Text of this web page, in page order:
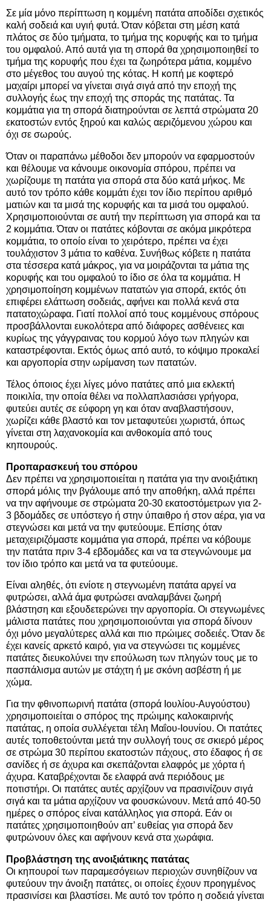
Σε μία μόνο περίπτωση η κομμένη πατάτα αποδίδει σχετικός
καλή σοδειά και υγιή φυτά. Όταν κόβεται στη μέση κατά
πλάτος σε δύο τμήματα, το τμήμα της κορυφής και το τμήμα
του ομφαλού. Από αυτά για τη σπορά θα χρησιμοποιηθεί το
τμήμα της κορυφής που έχει τα ζωηρότερα μάτια, κομμένο
στο μέγεθος του αυγού της κότας. Η κοπή με κοφτερό
μαχαίρι μπορεί να γίνεται σιγά σιγά από την εποχή της
συλλογής έως την εποχή της σποράς της πατάτας. Τα
κομμάτια για τη σπορά διατηρούνται σε λεπτά στρώματα 20
εκατοστών εντός ξηρού και καλώς αεριζόμενου χώρου και
όχι σε σωρούς.
Όταν οι παραπάνω μέθοδοι δεν μπορούν να εφαρμοστούν
και θέλουμε να κάνουμε οικονομία σπόρου, πρέπει να
χωρίζουμε τη πατάτα για σπορά στα δύο κατά μήκος. Με
αυτό τον τρόπο κάθε κομμάτι έχει τον ίδιο περίπου αριθμό
ματιών και τα μισά της κορυφής και τα μισά του ομφαλού.
Χρησιμοποιούνται σε αυτή την περίπτωση για σπορά και τα
2 κομμάτια. Όταν οι πατάτες κόβονται σε ακόμα μικρότερα
κομμάτια, το οποίο είναι το χειρότερο, πρέπει να έχει
τουλάχιστον 3 μάτια το καθένα. Συνήθως κόβετε η πατάτα
στα τέσσερα κατά μάκρος, για να μοιράζονται τα μάτια της
κορυφής και του ομφαλού το ίδιο σε όλα τα κομμάτια. Η
χρησιμοποίηση κομμένων πατατών για σπορά, εκτός ότι
επιφέρει ελάττωση σοδειάς, αφήνει και πολλά κενά στα
πατατοχώραφα. Γιατί πολλοί από τους κομμένους σπόρους
προσβάλλονται ευκολότερα από διάφορες ασθένειες και
κυρίως της γάγγραινας του κορμού λόγο των πληγών και
καταστρέφονται. Εκτός όμως από αυτό, το κόψιμο προκαλεί
και αργοπορία στην ωρίμανση των πατατών.
Τέλος όποιος έχει λίγες μόνο πατάτες από μια εκλεκτή
ποικιλία, την οποία θέλει να πολλαπλασιάσει γρήγορα,
φυτεύει αυτές σε εύφορη γη και όταν αναβλαστήσουν,
χωρίζει κάθε βλαστό και τον μεταφυτεύει χωριστά, όπως
γίνεται στη λαχανοκομία και ανθοκομία από τους
κηπουρούς.
Προπαρασκευή του σπόρου
Δεν πρέπει να χρησιμοποιείται η πατάτα για την ανοιξιάτικη
σπορά μόλις την βγάλουμε από την αποθήκη, αλλά πρέπει
να την αφήνουμε σε στρώματα 20-30 εκατοστόμετρων για 2-
3 βδομάδες σε υπόστεγο ή στην ύπαιθρο ή στον αέρα, για να
στεγνώσει και μετά να την φυτεύουμε. Επίσης όταν
μεταχειριζόμαστε κομμάτια για σπορά, πρέπει να κόβουμε
την πατάτα πριν 3-4 εβδομάδες και να τα στεγνώνουμε μα
τον ίδιο τρόπο και μετά να τα φυτεύουμε.
Είναι αληθές, ότι ενίοτε η στεγνωμένη πατάτα αργεί να
φυτρώσει, αλλά άμα φυτρώσει αναλαμβάνει ζωηρή
βλάστηση και εξουδετερώνει την αργοπορία. Οι στεγνωμένες
μάλιστα πατάτες που χρησιμοποιούνται για σπορά δίνουν
όχι μόνο μεγαλύτερες αλλά και πιο πρώιμες σοδειές. Όταν δε
έχει κανείς αρκετό καιρό, για να στεγνώσει τις κομμένες
πατάτες διευκολύνει την επούλωση των πληγών τους με το
πασπάλισμα αυτών με στάχτη ή με σκόνη ασβέστη ή με
χώμα.
Για την φθινοπωρινή πατάτα (σπορά Ιουλίου-Αυγούστου)
χρησιμοποιείται ο σπόρος της πρώιμης καλοκαιρινής
πατάτας, η οποία συλλέγεται τέλη Μαΐου-Ιουνίου. Οι πατάτες
αυτές τοποθετούνται μετά την συλλογή τους σε σκιερό μέρος
σε στρώμα 30 περίπου εκατοστών πάχους, στο έδαφος ή σε
σανίδες ή σε άχυρα και σκεπάζονται ελαφρός με χόρτα ή
άχυρα. Καταβρέχονται δε ελαφρά ανά περιόδους με
ποτιστήρι. Οι πατάτες αυτές αρχίζουν να πρασινίζουν σιγά
σιγά και τα μάτια αρχίζουν να φουσκώνουν. Μετά από 40-50
ημέρες ο σπόρος είναι κατάλληλος για σπορά. Εάν οι
πατάτες χρησιμοποιηθούν απ’ ευθείας για σπορά δεν
φυτρώνουν όλες και αφήνουν κενά στα χωράφια.
Προβλάστηση της ανοιξιάτικης πατάτας
Οι κηπουροί των παραμεσόγειων περιοχών συνηθίζουν να
φυτεύουν την άνοιξη πατάτες, οι οποίες έχουν προηγμένος
πρασινίσει και βλαστίσει. Με αυτό τον τρόπο η σοδειά γίνεται